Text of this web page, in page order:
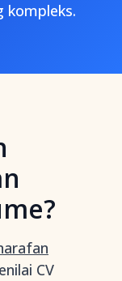
kompleks.
CV